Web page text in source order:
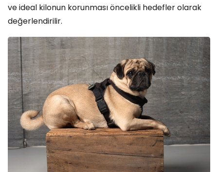
ve ideal kilonun korunması öncelikli hedefler olarak
değerlendirilir.